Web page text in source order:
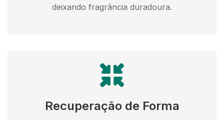
deixando fragrância duradoura.
Recuperação de Forma